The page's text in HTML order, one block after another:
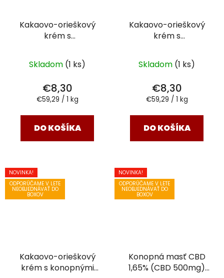
Kakaovo-orieškový
krém s
140g
Skladom (1 ks)
€8,30
Jednotková
€59,29 / 1 kg
DO KOŠÍKA
Kakaovo-orieškový
krém s
140g
Skladom (1 ks)
€8,30
Jednotková
€59,29 / 1 kg
DO KOŠÍKA
NOVINKA!
ODPORÚČAME V LETE
NEOBJEDNÁVAŤ DO
BOXOV
Kakaovo-orieškový
krém s konopnými
NOVINKA!
ODPORÚČAME V LETE
NEOBJEDNÁVAŤ DO
BOXOV
Konopná masť CBD
1,65% (CBD 500mg)